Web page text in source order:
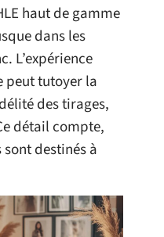
haut de gamme
dans les
L’expérience
peut tutoyer la
des tirages,
détail compte,
destinés à